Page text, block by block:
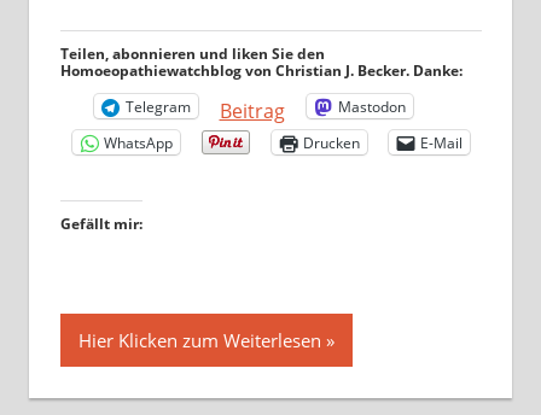
Teilen, abonnieren und liken Sie den
Homoeopathiewatchblog von Christian J. Becker. Danke:
Telegram
Beitrag
Mastodon
WhatsApp
Drucken E-Mail
Gefällt mir:
Hier Klicken zum Weiterlesen